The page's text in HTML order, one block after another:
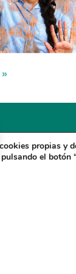
cookies propias y
el botón